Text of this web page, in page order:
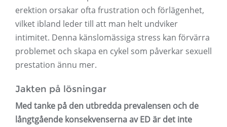
erektion orsakar ofta frustration och förlägenhet,
vilket ibland leder till att man helt undviker
intimitet. Denna känslomässiga stress kan förvärra
problemet och skapa en cykel som påverkar sexuell
prestation ännu mer.
Jakten på lösningar
Med tanke på den utbredda prevalensen och de
långtgående konsekvenserna av ED är det inte